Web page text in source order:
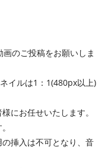
のご投稿をお願いしま
イルは1：1(480px以上)
にお任せいたします。
挿入は不可となり、音